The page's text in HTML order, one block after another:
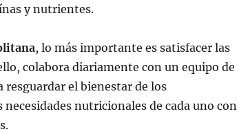
y nutrientes.
, lo más importante es satisfacer las
colabora diariamente con un equipo de
el bienestar de los
nutricionales de cada uno con